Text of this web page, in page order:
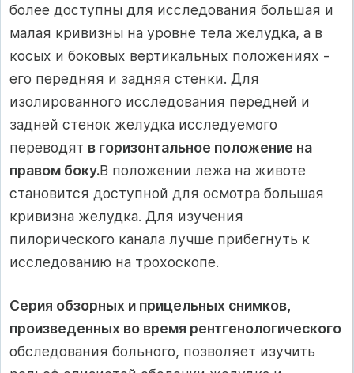
более доступны для исследования большая и
малая кривизны на уровне тела желудка, а в
косых и боковых вертикальных положениях -
его передняя и задняя стенки. Для
изолированного исследования передней и
задней стенок желудка исследуемого
переводят в горизонтальное положение на
правом боку.В положении лежа на животе
становится доступной для осмотра большая
кривизна желудка. Для изучения
пилорического канала лучше прибегнуть к
исследованию на трохоскопе.
Серия обзорных и прицельных снимков,
произведенных во время рентгенологического
обследования больного, позволяет изучить